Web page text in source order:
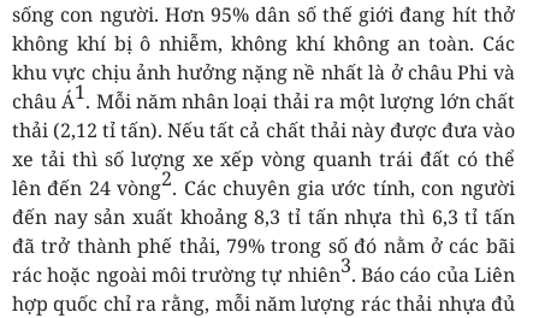
sống con người. Hơn 95% dân số thế giới đang hít thở
không khí bị ô nhiễm, không khí không an toàn. Các
khu vực chịu ảnh hưởng nặng nề nhất là ở châu Phi và
châu Á1. Mỗi năm nhân loại thải ra một lượng lớn chất
thải (2,12 tỉ tấn). Nếu tất cả chất thải này được đưa vào
xe tải thì số lượng xe xếp vòng quanh trái đất có thể
lên đến 24 vòng2. Các chuyên gia ước tính, con người
đến nay sản xuất khoảng 8,3 tỉ tấn nhựa thì 6,3 tỉ tấn
đã trở thành phế thải, 79% trong số đó nằm ở các bãi
rác hoặc ngoài môi trường tự nhiên3. Báo cáo của Liên
hợp quốc chỉ ra rằng, mỗi năm lượng rác thải nhựa đủ